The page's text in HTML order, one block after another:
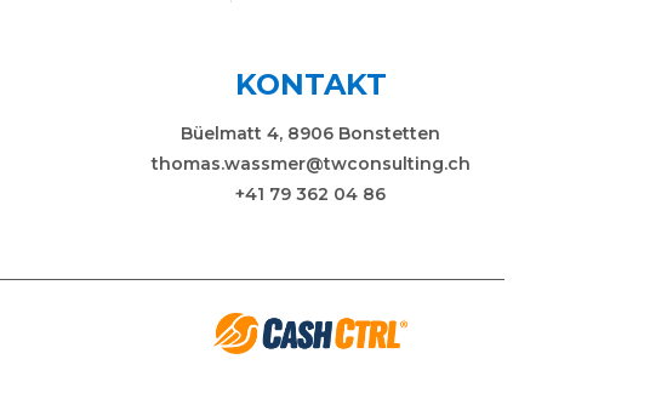
KONTAKT
Büelmatt 4, 8906 Bonstetten
thomas.wassmer@twconsulting.ch
+41 79 362 04 86